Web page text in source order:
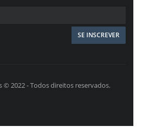
© 2022 - Todos direitos reservados.